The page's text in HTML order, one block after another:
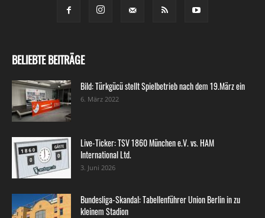
BELIEBTE BEITRÄGE
Bild: Türkgücü stellt Spielbetrieb nach dem 19.März ein
6. März 2022
Live-Ticker: TSV 1860 München e.V. vs. HAM
International Ltd.
3. Juni 2026
Bundesliga-Skandal: Tabellenführer Union Berlin in zu
kleinem Stadion